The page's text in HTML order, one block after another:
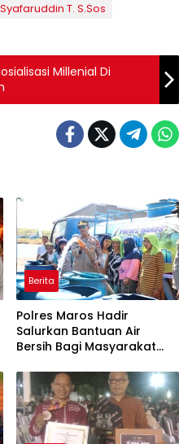
T. S.Sos
Millenial Di
Berita
Polres Maros Hadir
Salurkan Bantuan Air
Bersih Bagi Masyarakat
Di Maros